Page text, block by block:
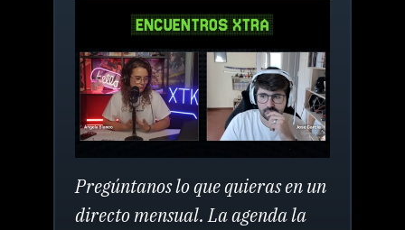
Pregúntanos lo que quieras en un
directo mensual. La agenda la